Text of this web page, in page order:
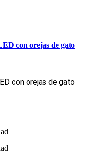
con orejas de gato
con orejas de gato